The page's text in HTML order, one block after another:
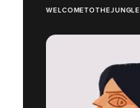
WELCOMETOTHEJUNGLE